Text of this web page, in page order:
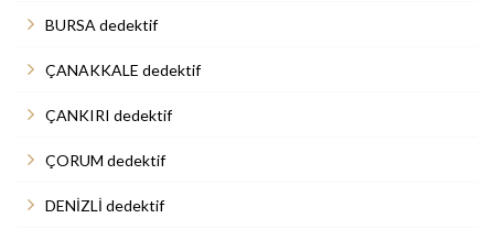
BURSA dedektif
ÇANAKKALE dedektif
ÇANKIRI dedektif
ÇORUM dedektif
DENİZLİ dedektif